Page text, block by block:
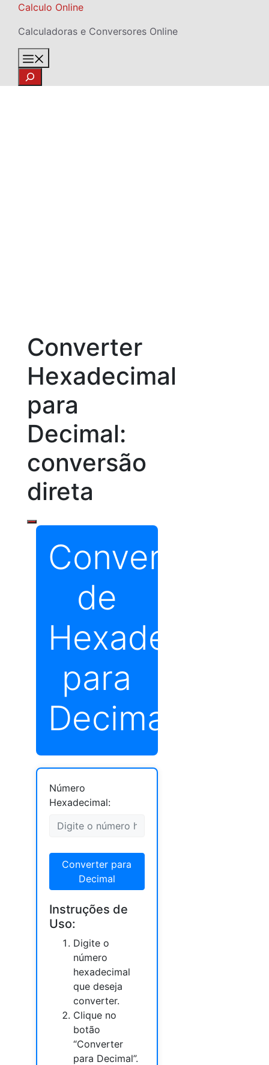
Skip
content
Calculo Online
Calculadoras e Conversores Online
Search
Converter
Hexadecimal
para
Decimal:
conversão
direta
Conversor
de
Hexadecimal
para
Decimal
Número
Hexadecimal:
Converter para
Decimal
Instruções de
Uso:
Digite o
número
hexadecimal
que deseja
converter.
Clique no
botão
“Converter
para Decimal”.